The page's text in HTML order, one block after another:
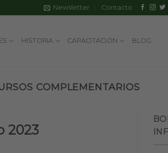
Newsletter Contacto
HISTORIA CAPACITACIÓN BLOG
COMPLEMENTARIOS
2023